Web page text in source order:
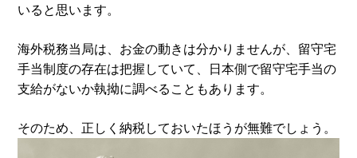
いると思います。
海外税務当局は、お金の動きは分かりませんが、留守宅
手当制度の存在は把握していて、日本側で留守宅手当の
支給がないか執拗に調べることもあります。
そのため、正しく納税しておいたほうが無難でしょう。